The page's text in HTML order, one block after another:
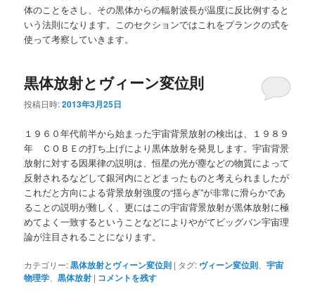
体のことをさし、その黒体からの輻射波長が温度に反比例すると
いう法則になります。このセクションではこれをプランクの式を
使って考察していきます。
黒体放射とヴィーン変位則
投稿日時:2013年3月25日
１９６０年代前半から始まった宇宙背景放射の検出は、１９８９
年 ＣＯＢＥの打ち上げにより黒体放射を発見します。宇宙背景
放射に対する因果律の説明は、恒星の光が塵などの物質によって
反射されるなどして銀河内にとどまったものと考えられましたが
これだと方向による背景放射強度の“揺らぎ”が非常に滑らかであ
ることの説明が難しく、更にはこの宇宙背景放射が黒体放射に極
めてよく一致するということなどによりやがてビッグバン宇宙理
論が注目されることになります。
カテゴリー:黒体放射とヴィーン変位則 | タグ: ヴィーン変位則 、宇宙
物理学 、黒体放射 | コメントを残す